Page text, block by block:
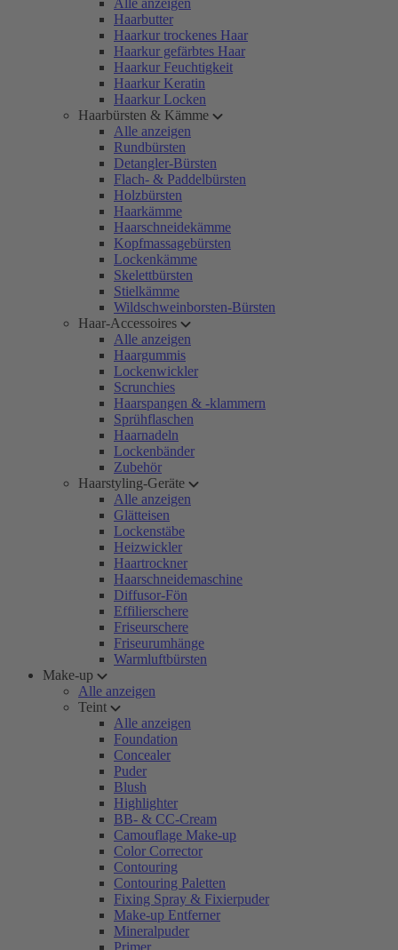
Alle anzeigen
Haarbutter
Haarkur trockenes Haar
Haarkur gefärbtes Haar
Haarkur Feuchtigkeit
Haarkur Keratin
Haarkur Locken
Haarbürsten & Kämme
Alle anzeigen
Rundbürsten
Detangler-Bürsten
Flach- & Paddelbürsten
Holzbürsten
Haarkämme
Haarschneidekämme
Kopfmassagebürsten
Lockenkämme
Skelettbürsten
Stielkämme
Wildschweinborsten-Bürsten
Haar-Accessoires
Alle anzeigen
Haargummis
Lockenwickler
Scrunchies
Haarspangen & -klammern
Sprühflaschen
Haarnadeln
Lockenbänder
Zubehör
Haarstyling-Geräte
Alle anzeigen
Glätteisen
Lockenstäbe
Heizwickler
Haartrockner
Haarschneidemaschine
Diffusor-Fön
Effilierschere
Friseurschere
Friseurumhänge
Warmluftbürsten
Make-up
Alle anzeigen
Teint
Alle anzeigen
Foundation
Concealer
Puder
Blush
Highlighter
BB- & CC-Cream
Camouflage Make-up
Color Corrector
Contouring
Contouring Paletten
Fixing Spray & Fixierpuder
Make-up Entferner
Mineralpuder
Primer